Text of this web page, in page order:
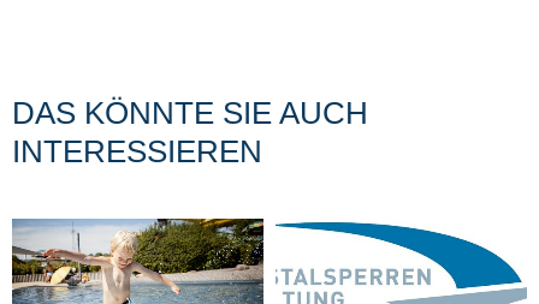
DAS KÖNNTE SIE AUCH
INTERESSIEREN